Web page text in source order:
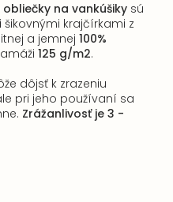
na vankúšiky sú
šikovnými krajčírkami z
a jemnej 100%
125 g/m2.
dôjsť k zrazeniu
pri jeho používaní sa
Zrážanlivosť je 3 -